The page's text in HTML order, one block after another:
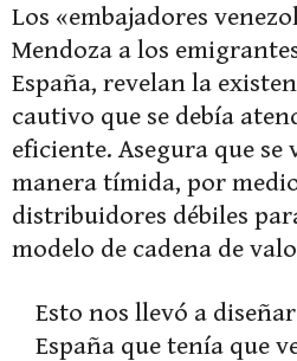
Los «embajadores
Mendoza a los
España, revelan la
cautivo que se debía
eficiente. Asegura que se
manera tímida, por
distribuidores débiles
modelo de cadena de
Esto nos llevó a
España que tenía que